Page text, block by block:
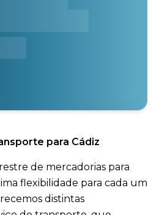
para Cádiz
de mercadorias para
flexibilidade para cada um
distintas